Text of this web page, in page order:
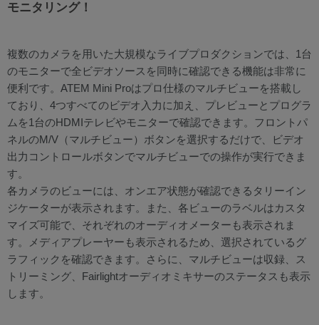
モニタリング！
複数のカメラを用いた大規模なライブプロダクションでは、1台
のモニターで全ビデオソースを同時に確認できる機能は非常に
便利です。ATEM Mini Proはプロ仕様のマルチビューを搭載し
ており、4つすべてのビデオ入力に加え、プレビューとプログラ
ムを1台のHDMIテレビやモニターで確認できます。フロントパ
ネルのM/V（マルチビュー）ボタンを選択するだけで、ビデオ
出力コントロールボタンでマルチビューでの操作が実行できま
す。
各カメラのビューには、オンエア状態が確認できるタリーイン
ジケーターが表示されます。また、各ビューのラベルはカスタ
マイズ可能で、それぞれのオーディオメーターも表示されま
す。メディアプレーヤーも表示されるため、選択されているグ
ラフィックを確認できます。さらに、マルチビューは収録、ス
トリーミング、Fairlightオーディオミキサーのステータスも表示
します。